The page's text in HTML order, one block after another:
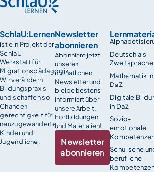
SchlaU:Lernen
ist ein Projekt der
SchlaU-
Werkstatt für
Migrationspädagogik.
Wir verändern
Bildungspraxis
und schaffen so
Chancen­
gerechtigkeit für
neuzugewanderte
Kinder und
Jugendliche.
Deutsch als
Zweitsprache
Mathematik in
DaZ
Digitale
in DaZ
Sozio-
emotionale
Kompetenzen
Schulische
berufliche
Kompetenzen
Newsletter
abonnieren
Abonniere jetzt
unseren
monatlichen
Newsletter und
bleibe bestens
informiert über
unsere Arbeit,
Fortbildungen
und Materialien!
Newsletter
abonnieren